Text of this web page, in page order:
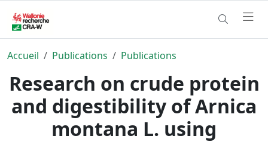
Accueil Publications Publications
Research on crude protein
and digestibility of Arnica
montana L. using